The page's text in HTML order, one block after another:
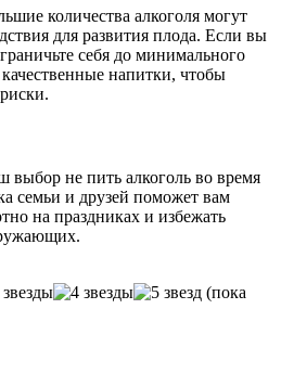
количества алкоголя могут
для развития плода. Если вы
себя до минимального
напитки, чтобы
выбор не пить алкоголь во время
семьи и друзей поможет вам
на праздниках и избежать
(пока